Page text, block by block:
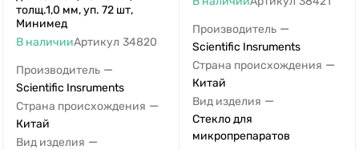
толщ.1,0 мм, уп. 72 шт,
Минимед
В наличииАртикул 34820
Производитель —
Scientific Insruments
Страна происхождения —
Китай
Вид изделия —
Производитель —
Scientific Insruments
Страна происхождения —
Китай
Вид изделия —
Стекло для
микропрепаратов